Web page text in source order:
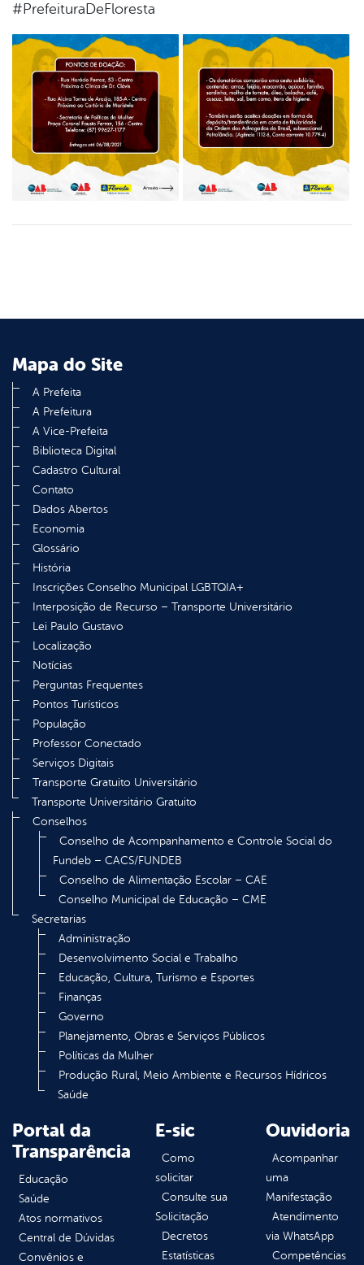
#PrefeituraDeFloresta
Mapa do Site
A Prefeita
A Prefeitura
A Vice-Prefeita
Biblioteca Digital
Cadastro Cultural
Contato
Dados Abertos
Economia
Glossário
História
Inscrições Conselho Municipal LGBTQIA+
Interposição de Recurso – Transporte Universitário
Lei Paulo Gustavo
Localização
Notícias
Perguntas Frequentes
Pontos Turísticos
População
Professor Conectado
Serviços Digitais
Transporte Gratuito Universitário
Transporte Universitário Gratuito
Conselhos
Conselho de Acompanhamento e Controle Social do
Fundeb – CACS/FUNDEB
Conselho de Alimentação Escolar – CAE
Conselho Municipal de Educação – CME
Secretarias
Administração
Desenvolvimento Social e Trabalho
Educação, Cultura, Turismo e Esportes
Finanças
Governo
Planejamento, Obras e Serviços Públicos
Políticas da Mulher
Produção Rural, Meio Ambiente e Recursos Hídricos
Saúde
Portal da
Transparência
Educação
Saúde
Atos normativos
Central de Dúvidas
Convênios e
E-sic
Como
solicitar
Consulte sua
Solicitação
Decretos
Estatísticas
Ouvidoria
Acompanhar
uma
Manifestação
Atendimento
via WhatsApp
Competências